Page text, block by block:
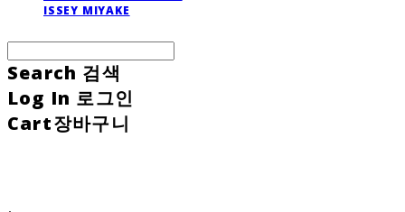
ISSEY MIYAKE
Search 검색
Log In 로그인
Cart장바구니